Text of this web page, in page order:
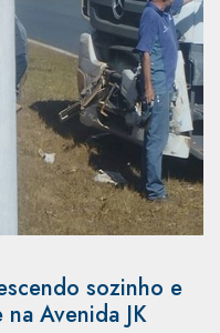
sozinho e
Avenida JK